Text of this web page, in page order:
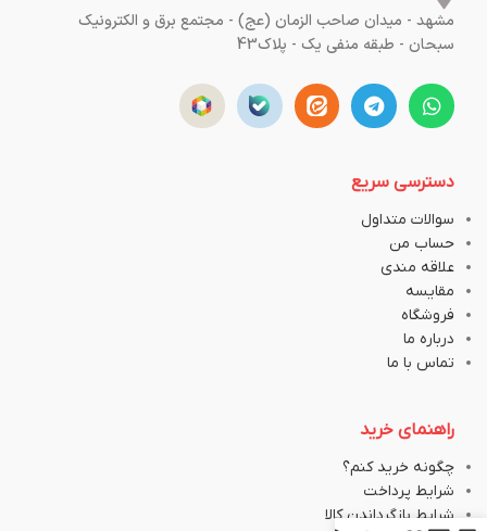
مشهد - میدان صاحب الزمان (عج) - مجتمع برق و الکترونیک
سبحان - طبقه منفی یک - پلاک43
دسترسی سریع
سوالات متداول
حساب من
علاقه مندی
مقایسه
فروشگاه
درباره ما
تماس با ما
راهنمای خرید
چگونه خرید کنم؟
شرایط پرداخت
شرایط بازگرداندن کالا